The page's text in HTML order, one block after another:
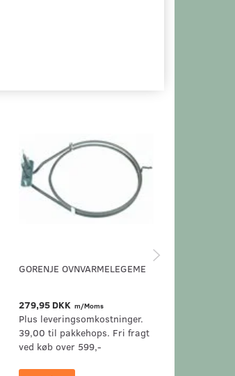
GORENJE OVNVARMELEGEME
279,95 DKK m/Moms
Plus leveringsomkostninger.
39,00 til pakkehops. Fri fragt
ved køb over 599,-